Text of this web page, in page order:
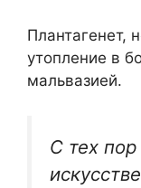
Плантагенет,
утопление в
мальвазией.
С тех